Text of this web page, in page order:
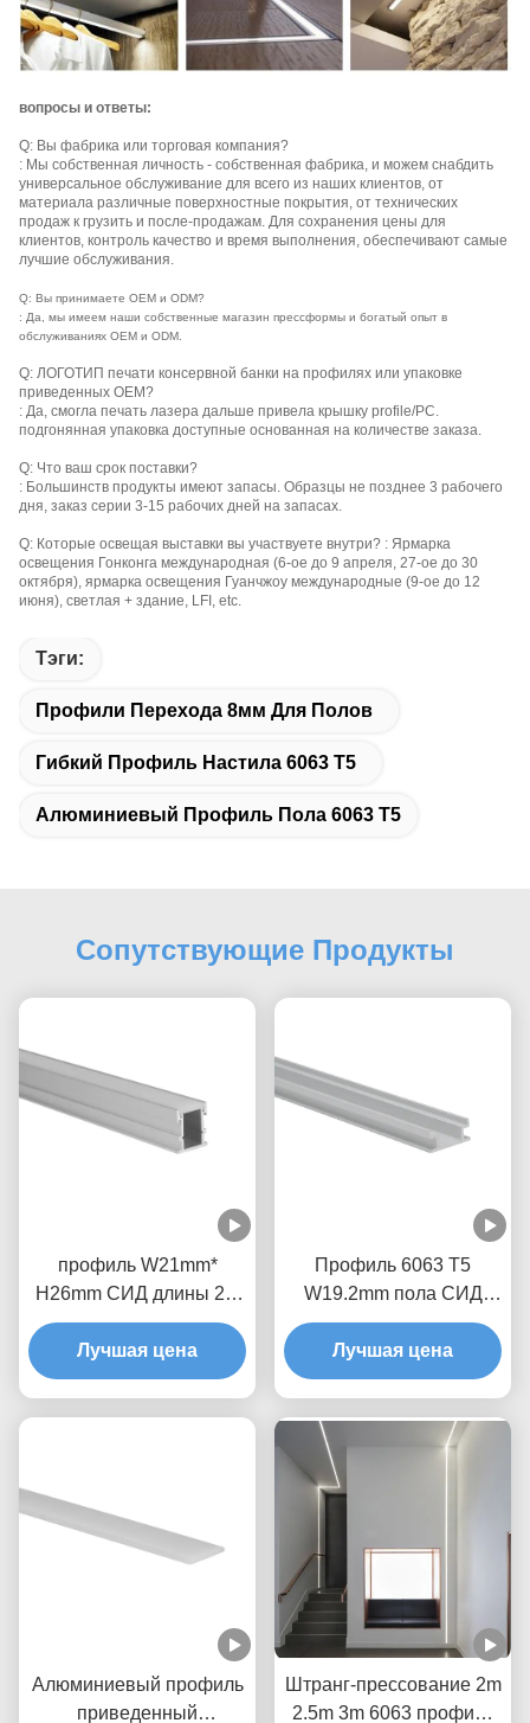
вопросы и ответы:
Q: Вы фабрика или торговая компания?
: Мы собственная личность - собственная фабрика, и можем снабдить
универсальное обслуживание для всего из наших клиентов, от
материала различные поверхностные покрытия, от технических
продаж к грузить и после-продажам. Для сохранения цены для
клиентов, контроль качество и время выполнения, обеспечивают самые
лучшие обслуживания.
Q: Вы принимаете OEM и ODM?
: Да, мы имеем наши собственные магазин прессформы и богатый опыт в
обслуживаниях OEM и ODM.
Q: ЛОГОТИП печати консервной банки на профилях или упаковке
приведенных OEM?
: Да, смогла печать лазера дальше привела крышку profile/PC.
подгонянная упаковка доступные основанная на количестве заказа.
Q: Что ваш срок поставки?
: Большинств продукты имеют запасы. Образцы не позднее 3 рабочего
дня, заказ серии 3-15 рабочих дней на запасах.
Q: Которые освещая выставки вы участвуете внутри? : Ярмарка
освещения Гонконга международная (6-ое до 9 апреля, 27-ое до 30
октября), ярмарка освещения Гуанчжоу международные (9-ое до 12
июня), светлая + здание, LFI, etc.
Тэги:
Профили Перехода 8мм Для Полов
Гибкий Профиль Настила 6063 Т5
Алюминиевый Профиль Пола 6063 Т5
Сопутствующие Продукты
профиль W21mm*
H26mm СИД длины 2M
подземный внутри
прокладка СИД 10mm
для света пола
Лучшая цена
Профиль 6063 T5
W19.2mm пола СИД
алюминиевого сплава
жилой 8mm
Лучшая цена
Алюминиевый профиль
приведенный
Штранг-прессование 2m
2.5m 3m 6063 профиль